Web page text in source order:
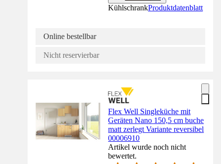
KühlschrankProduktdatenblatt
Online bestellbar
Nicht reservierbar
Flex Well Singleküche mit
Geräten Nano 150,5 cm buche
matt zerlegt Variante reversibel
00006910
Artikel wurde noch nicht
bewertet.